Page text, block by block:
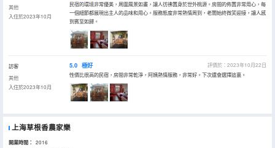
其他
入住於2023年10月
民宿的環境非常優美，周圍風景如畫，讓人彷彿置身於世外桃源。房間的佈置非常用心，每
一個細節都展現出主人的品味和用心。服務態度非常熱情周到，老闆始終微笑迎接，讓人感
到賓至如歸。
訪客
其他
入住於2023年10月
5.0 極好
評價於：2023年10月22日
性價比很高的民宿，房間非常乾淨，阿姨熱情服務，非常好。下次還會選擇這裏。
上海草根香農家樂
開業時間： 2016